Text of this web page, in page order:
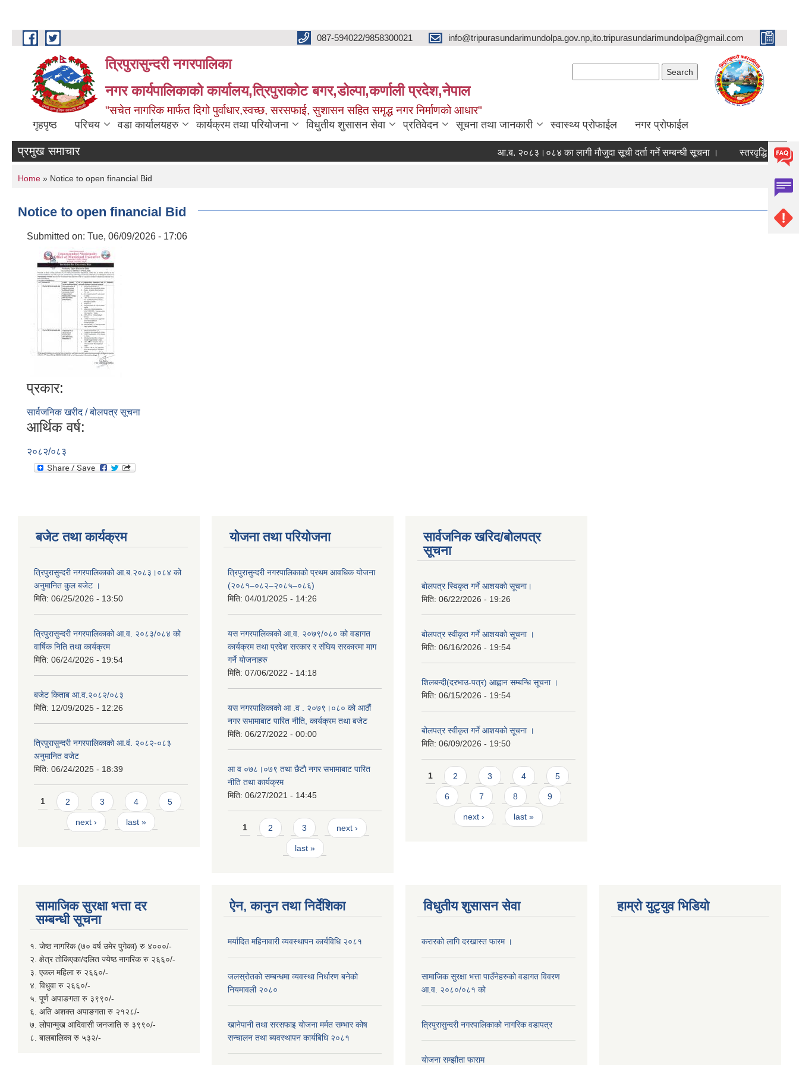
Skip to main content 087-594022/9858300021 info@tripurasundarimundolpa.gov.np,ito.tripurasundarimundolpa@gmail.com
त्रिपुरासुन्दरी नगरपालिका
नगर कार्यपालिकाको कार्यालय,त्रिपुराकोट बगर,डोल्पा,कर्णाली प्रदेश,नेपाल
"सचेत नागरिक मार्फत दिगो पुर्वाधार,स्वच्छ, सरसफाई, सुशासन सहित समृद्ध नगर निर्माणको आधार"
गृहपृष्ठ परिचय वडा कार्यालयहरु कार्यक्रम तथा परियोजना विधुतीय शुसासन सेवा प्रतिवेदन सूचना तथा जानकारी स्वास्थ्य प्रोफाईल नगर प्रोफाईल
प्रमुख समाचार आ.ब. २०८३।०८४ का लागी मौजुदा सूची दर्ता गर्ने सम्बन्धी सूचना । स्तरवृद्धि गरिएको
You are here
Home » Notice to open financial Bid
Notice to open financial Bid
Submitted on: Tue, 06/09/2026 - 17:06
प्रकार:
सार्वजनिक खरीद / बोलपत्र सूचना
आर्थिक वर्ष:
२०८२/०८३
बजेट तथा कार्यक्रम
त्रिपुरासुन्दरी नगरपालिकाको आ.ब.२०८३।०८४ को
अनुमानित कुल बजेट ।
मिति: 06/25/2026 - 13:50
त्रिपुरासुन्दरी नगरपालिकाको आ.व. २०८३/०८४ को
वार्षिक निति तथा कार्यक्रम
मिति: 06/24/2026 - 19:54
बजेट किताब आ.व.२०८२/०८३
मिति: 12/09/2025 - 12:26
त्रिपुरासुन्दरी नगरपालिकाको आ.वं. २०८२-०८३
अनुमानित वजेट
मिति: 06/24/2025 - 18:39
Pages
1 2 3 4 5
next › last »
योजना तथा परियोजना
त्रिपुरासुन्दरी नगरपालिकाको प्रथम आवधिक योजना
(२०८१–०८२–२०८५–०८६)
मिति: 04/01/2025 - 14:26
यस नगरपालिकाको आ.व. २०७९/०८० को वडागत
कार्यक्रम तथा प्रदेश सरकार र संघिय सरकारमा माग
गर्ने याेजनाहरु
मिति: 07/06/2022 - 14:18
यस नगरपालिकाको आ‍ .व . २०७९।०८० को आठौं
नगर सभामाबाट पारित नीति, कार्यक्रम तथा बजेट
मिति: 06/27/2022 - 00:00
आ‍ व ०७८।०७९ तथा छैटाै नगर सभामाबाट पारित
नीति तथा कार्यक्रम
मिति: 06/27/2021 - 14:45
Pages
1 2 3 next ›
last »
सार्वजनिक खरिद/बोलपत्र
सूचना
बाेलपत्र स्विकृत गर्ने आशयकाे सूचना।
मिति: 06/22/2026 - 19:26
बोलपत्र स्वीकृत गर्ने आशयको सूचना ।
मिति: 06/16/2026 - 19:54
शिलबन्दी(दरभाउ-पत्र) आह्वान सम्बन्धि सूचना ।
मिति: 06/15/2026 - 19:54
बोलपत्र स्वीकृत गर्ने आशयको सूचना ।
मिति: 06/09/2026 - 19:50
Pages
1 2 3 4 5
6 7 8 9
next › last »
सामाजिक सुरक्षा भत्ता दर
सम्बन्धी सूचना
१. जेष्ठ नागरिक (७० वर्ष उमेर पुगेका) रु ४०००/-
२. क्षेत्र तोकिएका/दलित ज्येष्ठ नागरिक रु २६६०/-
३. एकल महिला रु २६६०/-
४. विधुवा रु २६६०/-
५. पूर्ण अपाङगता रु ३९९०/-
६. अति अशक्त अपाङगता रु २१२८/-
७. लोपान्मुख आदिवासी जनजाति रु ३९९०/-
८. बालबालिका रु ५३२/-
ऐन, कानुन तथा निर्देशिका
मर्यादित महिनावारी व्यवस्थापन कार्यविधि २०८१
जलस्रोतको सम्बन्धमा व्यवस्था निर्धारण बनेको
नियमावली २०८०
खानेपानी तथा सरसफाइ योजना मर्मत सम्भार कोष
सन्चालन तथा ब्यवस्थापन कार्यबिधि २०८१
विधुतीय शुसासन सेवा
करारको लागि दरखास्त फारम ।
सामाजिक सुरक्षा भत्ता पाउँनेहरुको वडागत विवरण
आ.व. २०८०/०८१ को
त्रिपुरासुन्दरी नगरपालिकाको नागरिक वडापत्र
याेजना सम्झौता फाराम
हाम्राे युटृयुव भिडियाे